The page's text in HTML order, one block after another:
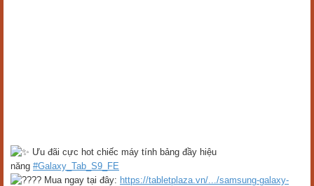
Ưu đãi cực hot chiếc máy tính bảng đầy hiệu
năng #Galaxy_Tab_S9_FE
Mua ngay tại đây: https://tabletplaza.vn/.../samsung-galaxy-